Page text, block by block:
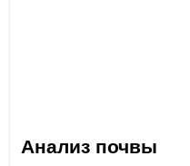
Анализ почвы